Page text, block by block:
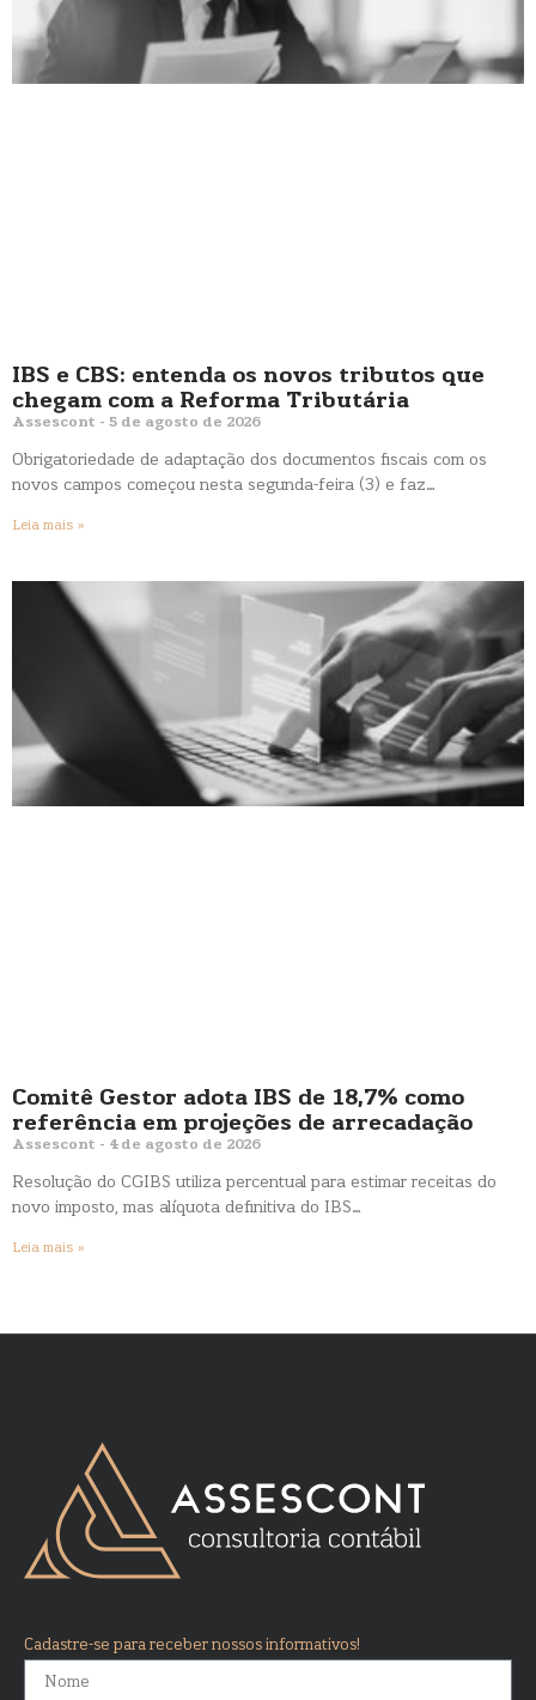
IBS e CBS: entenda os novos tributos que
chegam com a Reforma Tributária
Assescont 5 de agosto de 2026
Obrigatoriedade de adaptação dos documentos fiscais com os
novos campos começou nesta segunda-feira (3) e faz…
Leia mais »
Comitê Gestor adota IBS de 18,7% como
referência em projeções de arrecadação
Assescont 4 de agosto de 2026
Resolução do CGIBS utiliza percentual para estimar receitas do
novo imposto, mas alíquota definitiva do IBS…
Leia mais »
Cadastre-se para receber nossos informativos!